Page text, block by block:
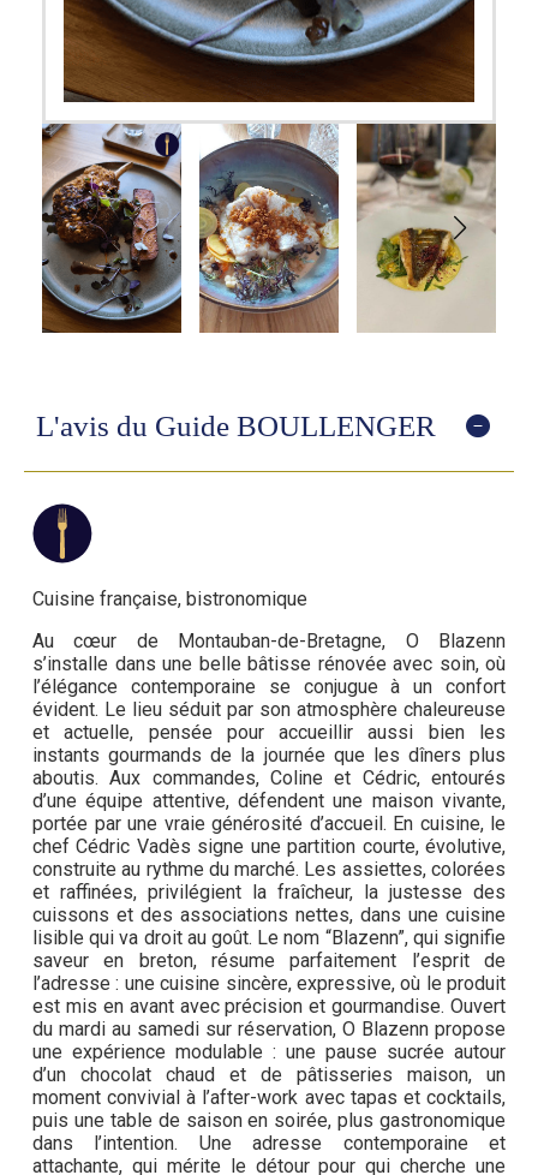
L'avis du Guide BOULLENGER
Cuisine française, bistronomique
Au cœur de Montauban-de-Bretagne, O Blazenn
s’installe dans une belle bâtisse rénovée avec soin, où
l’élégance contemporaine se conjugue à un confort
évident. Le lieu séduit par son atmosphère chaleureuse
et actuelle, pensée pour accueillir aussi bien les
instants gourmands de la journée que les dîners plus
aboutis. Aux commandes, Coline et Cédric, entourés
d’une équipe attentive, défendent une maison vivante,
portée par une vraie générosité d’accueil. En cuisine, le
chef Cédric Vadès signe une partition courte, évolutive,
construite au rythme du marché. Les assiettes, colorées
et raffinées, privilégient la fraîcheur, la justesse des
cuissons et des associations nettes, dans une cuisine
lisible qui va droit au goût. Le nom “Blazenn”, qui signifie
saveur en breton, résume parfaitement l’esprit de
l’adresse : une cuisine sincère, expressive, où le produit
est mis en avant avec précision et gourmandise. Ouvert
du mardi au samedi sur réservation, O Blazenn propose
une expérience modulable : une pause sucrée autour
d’un chocolat chaud et de pâtisseries maison, un
moment convivial à l’after-work avec tapas et cocktails,
puis une table de saison en soirée, plus gastronomique
dans l’intention. Une adresse contemporaine et
attachante, qui mérite le détour pour qui cherche une